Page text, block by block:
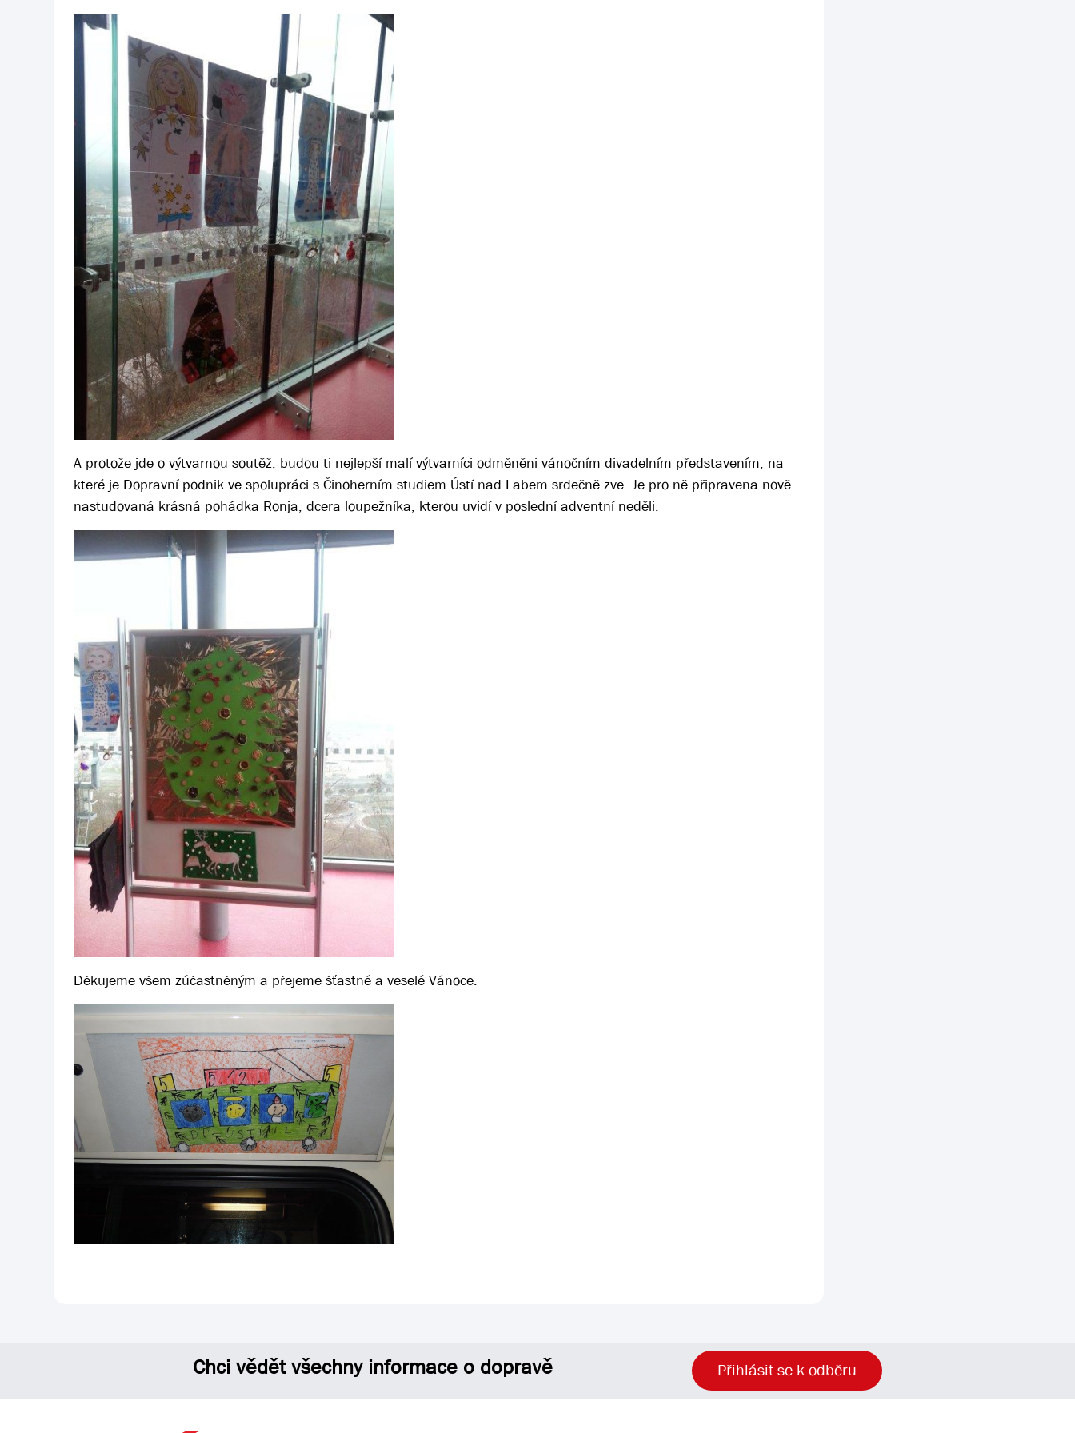
A protože jde o výtvarnou soutěž, budou ti nejlepší malí výtvarníci odměněni vánočním divadelním představením, na
které je Dopravní podnik ve spolupráci s Činoherním studiem Ústí nad Labem srdečně zve. Je pro ně připravena nově
nastudovaná krásná pohádka Ronja, dcera loupežníka, kterou uvidí v poslední adventní neděli.
Děkujeme všem zúčastněným a přejeme šťastné a veselé Vánoce.
Chci vědět všechny informace o dopravě Přihlásit se k odběru